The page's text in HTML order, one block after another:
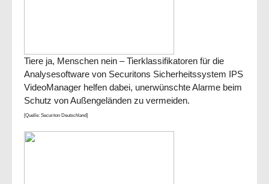
Tiere ja, Menschen nein – Tierklassifikatoren für die
Analysesoftware von Securitons Sicherheitssystem IPS
VideoManager helfen dabei, unerwünschte Alarme beim
Schutz von Außengeländen zu vermeiden.
[Quelle: Securiton Deutschland]